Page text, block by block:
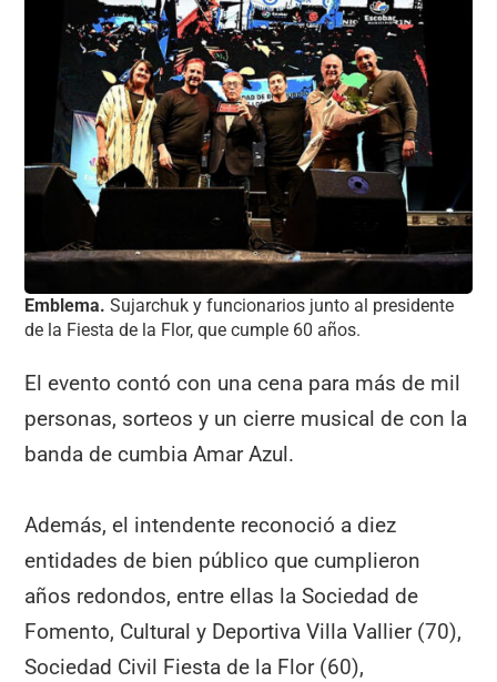
Emblema. Sujarchuk y funcionarios junto al presidente
de la Fiesta de la Flor, que cumple 60 años.
El evento contó con una cena para más de mil
personas, sorteos y un cierre musical de con la
banda de cumbia Amar Azul.
Además, el intendente reconoció a diez
entidades de bien público que cumplieron
años redondos, entre ellas la Sociedad de
Fomento, Cultural y Deportiva Villa Vallier (70),
Sociedad Civil Fiesta de la Flor (60),